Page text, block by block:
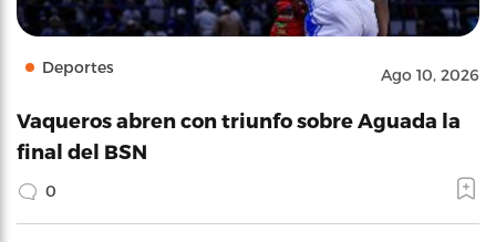
Deportes Ago 10, 2026
Vaqueros abren con triunfo sobre Aguada la
final del BSN
0